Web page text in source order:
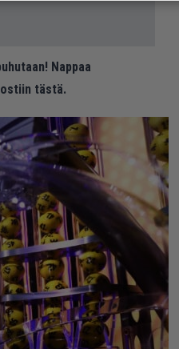
Nappaa
tästä.